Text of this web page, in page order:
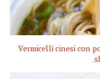
Vermicelli cinesi con